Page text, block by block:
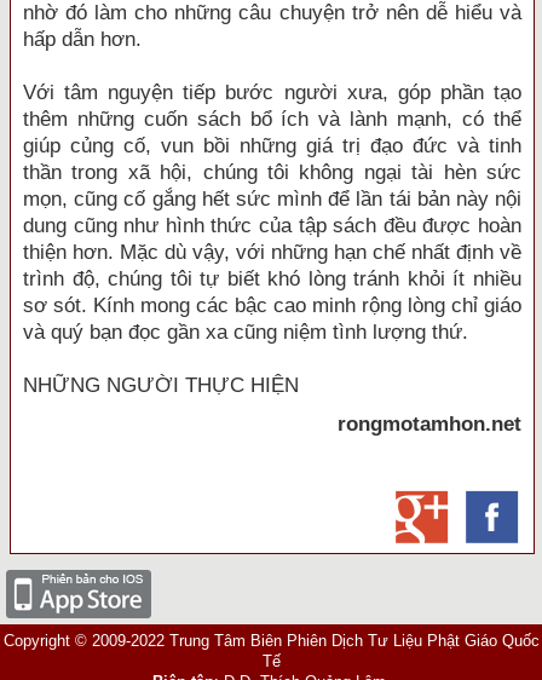
nhờ đó làm cho những câu chuyện trở nên dễ hiểu và
hấp dẫn hơn.
Với tâm nguyện tiếp bước người xưa, góp phần tạo
thêm những cuốn sách bổ ích và lành mạnh, có thể
giúp củng cố, vun bồi những giá trị đạo đức và tinh
thần trong xã hội, chúng tôi không ngại tài hèn sức
mọn, cũng cố gắng hết sức mình để lần tái bản này nội
dung cũng như hình thức của tập sách đều được hoàn
thiện hơn. Mặc dù vậy, với những hạn chế nhất định về
trình độ, chúng tôi tự biết khó lòng tránh khỏi ít nhiều
sơ sót. Kính mong các bậc cao minh rộng lòng chỉ giáo
và quý bạn đọc gần xa cũng niệm tình lượng thứ.
NHỮNG NGƯỜI THỰC HIỆN
rongmotamhon.net
Copyright © 2009-2022 Trung Tâm Biên Phiên Dịch Tư Liệu Phật Giáo Quốc
Tế